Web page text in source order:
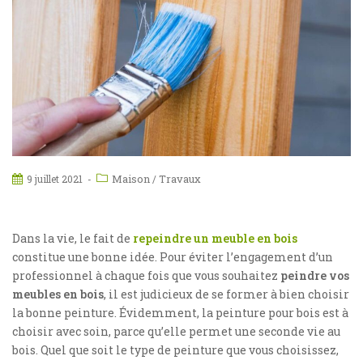
9 juillet 2021 Maison /Travaux
Dans la vie, le fait de repeindre un meuble en bois
constitue une bonne idée. Pour éviter l’engagement d’un
professionnel à chaque fois que vous souhaitez peindre vos
meubles en bois, il est judicieux de se former à bien choisir
la bonne peinture. Évidemment, la peinture pour bois est à
choisir avec soin, parce qu’elle permet une seconde vie au
bois. Quel que soit le type de peinture que vous choisissez,